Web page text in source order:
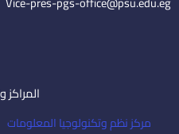
مركز نظم وتكنولوجيا المعلومات